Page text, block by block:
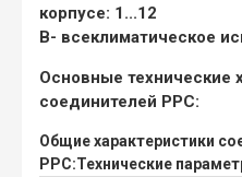
корпусе: 1...12
В- всеклиматическое
Основные технические
соединителей РРС:
Общие характеристики
РРС:Технические